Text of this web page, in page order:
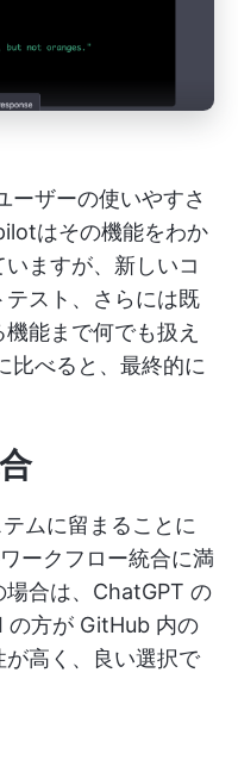
ーザーの使いやすさ
はその機能をわか
ますが、新しいコ
スト、さらには既
能まで何でも扱え
比べると、最終的に
ムに留まることに
ークフロー統合に満
場合は、ChatGPT の
の方が GitHub 内の
高く、良い選択で